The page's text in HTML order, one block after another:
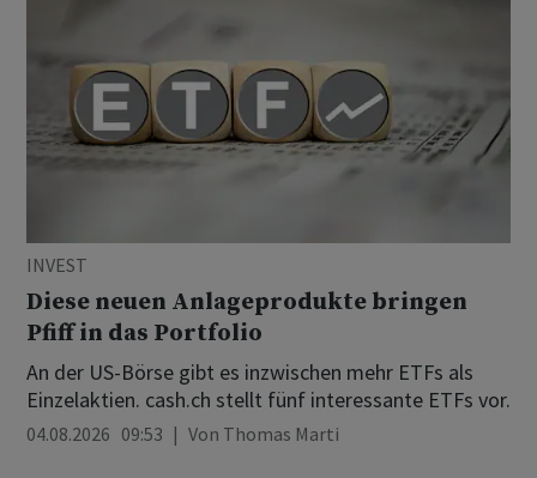
INVEST
Diese neuen Anlageprodukte bringen
Pfiff in das Portfolio
An der US-Börse gibt es inzwischen mehr ETFs als
Einzelaktien. cash.ch stellt fünf interessante ETFs vor.
04.08.2026 09:53 Von Thomas Marti